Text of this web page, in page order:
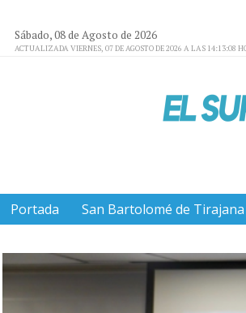
Sábado, 08 de Agosto de 2026
ACTUALIZADA VIERNES, 07 DE AGOSTO DE 2026 A LAS 14:13:08
Portada San Bartolomé de Tirajana